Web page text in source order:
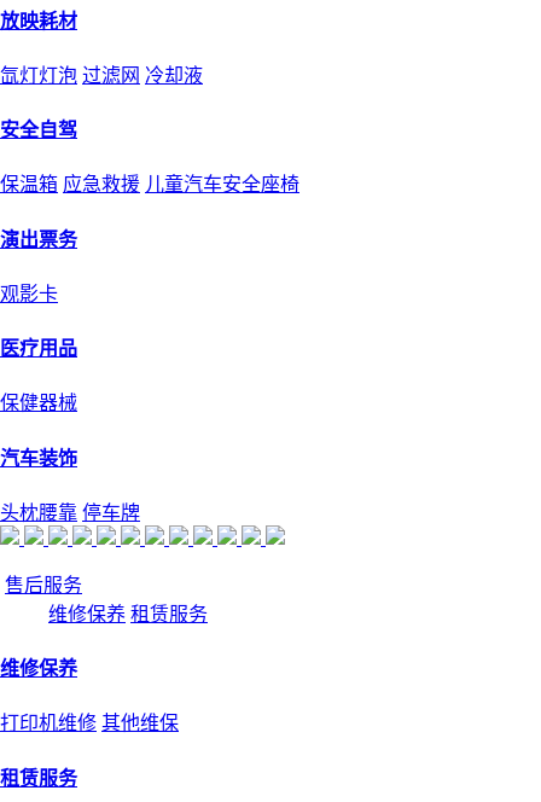
放映耗材
氙灯灯泡 过滤网 冷却液
安全自驾
保温箱 应急救援 儿童汽车安全座椅
演出票务
观影卡
医疗用品
保健器械
汽车装饰
头枕腰靠 停车牌
售后服务
维修保养 租赁服务
维修保养
打印机维修 其他维保
租赁服务